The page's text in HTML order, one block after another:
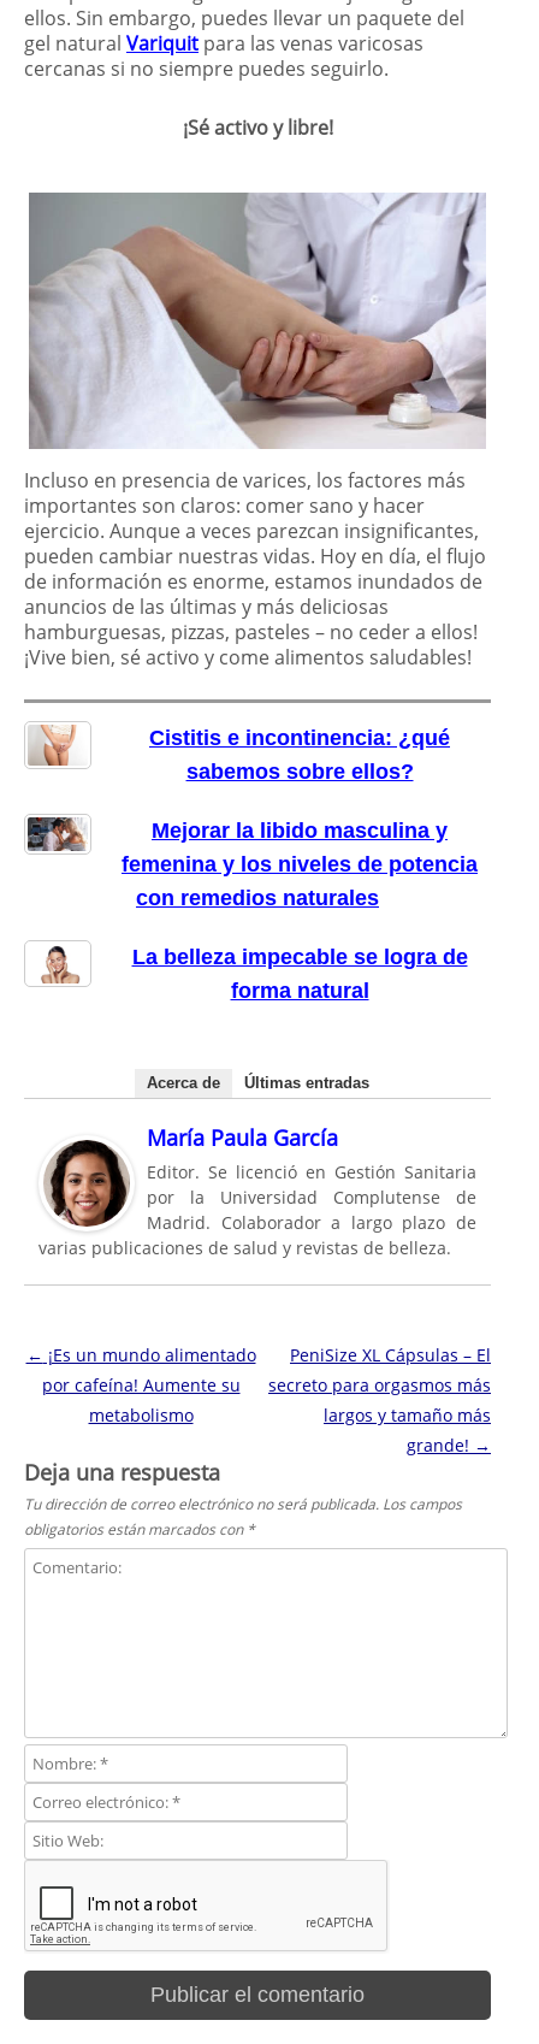
ellos. Sin embargo, puedes llevar un paquete del
gel natural Variquit para las venas varicosas
cercanas si no siempre puedes seguirlo.
¡Sé activo y libre!
Incluso en presencia de varices, los factores más
importantes son claros: comer sano y hacer
ejercicio. Aunque a veces parezcan insignificantes,
pueden cambiar nuestras vidas. Hoy en día, el flujo
de información es enorme, estamos inundados de
anuncios de las últimas y más deliciosas
hamburguesas, pizzas, pasteles – no ceder a ellos!
¡Vive bien, sé activo y come alimentos saludables!
Cistitis e incontinencia: ¿qué
sabemos sobre ellos?
Mejorar la libido masculina y
femenina y los niveles de potencia
con remedios naturales
La belleza impecable se logra de
forma natural
Acerca de Últimas entradas
María Paula García
Editor. Se licenció en Gestión Sanitaria
por la Universidad Complutense de
Madrid. Colaborador a largo plazo de
varias publicaciones de salud y revistas de belleza.
Navegación de entradas
← ¡Es un mundo alimentado
por cafeína! Aumente su
metabolismo
PeniSize XL Cápsulas – El
secreto para orgasmos más
largos y tamaño más
grande! →
Deja una respuesta
Tu dirección de correo electrónico no será publicada. Los campos
obligatorios están marcados con *